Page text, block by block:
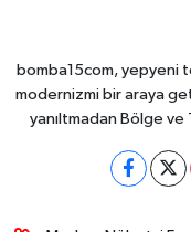
bomba15com, yepyeni
modernizmi bir araya
yanıltmadan Bölge